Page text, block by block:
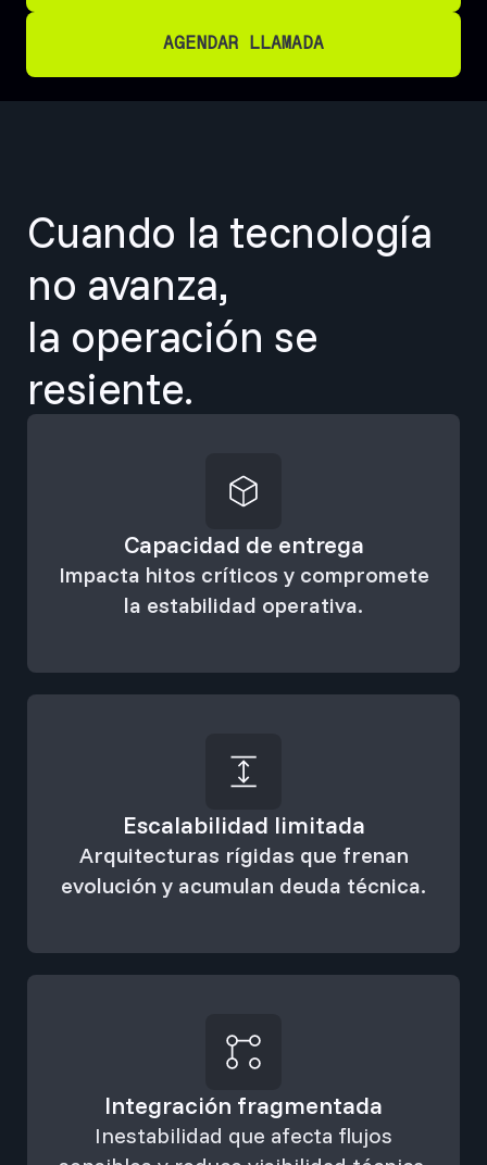
AGENDAR LLAMADA
Cuando la tecnología
no avanza,
la operación se
resiente.
Capacidad de entrega
Impacta hitos críticos y compromete
la estabilidad operativa.
Escalabilidad limitada
Arquitecturas rígidas que frenan
evolución y acumulan deuda técnica.
Integración fragmentada
Inestabilidad que afecta flujos